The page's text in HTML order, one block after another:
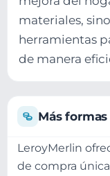
materiales,
herramientas
de manera
Más
LeroyMerlin
de compra